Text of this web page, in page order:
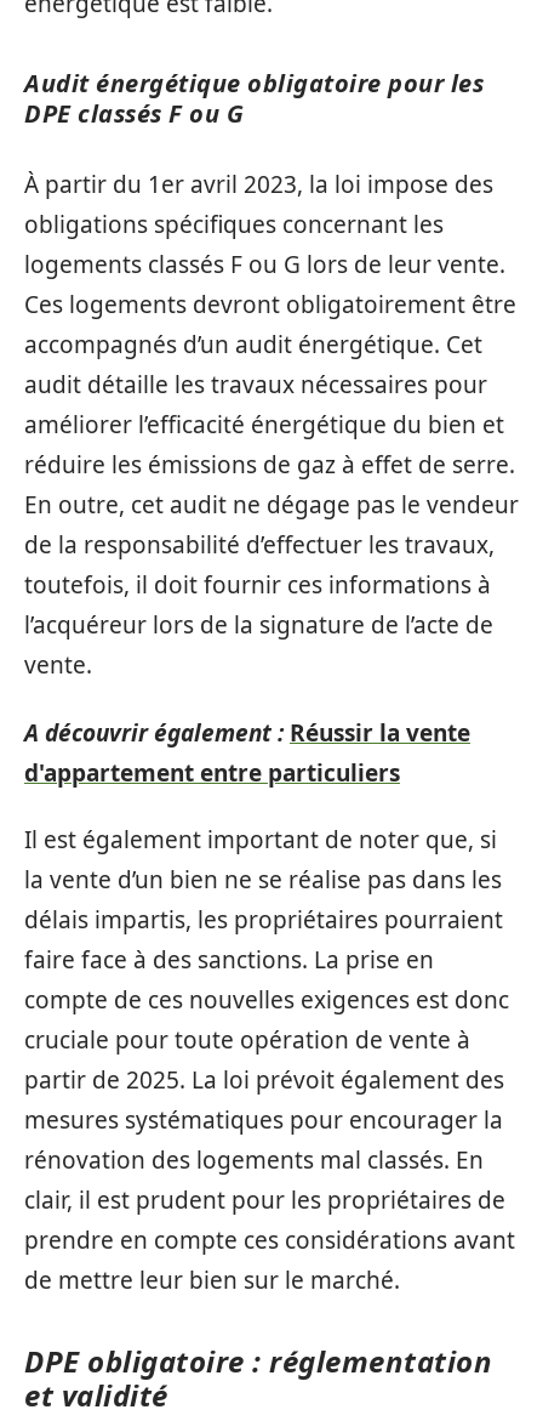
Audit énergétique obligatoire pour les
DPE classés F ou G
À partir du 1er avril 2023, la loi impose des
obligations spécifiques concernant les
logements classés F ou G lors de leur vente.
Ces logements devront obligatoirement être
accompagnés d’un audit énergétique. Cet
audit détaille les travaux nécessaires pour
améliorer l’efficacité énergétique du bien et
réduire les émissions de gaz à effet de serre.
En outre, cet audit ne dégage pas le vendeur
de la responsabilité d’effectuer les travaux,
toutefois, il doit fournir ces informations à
l’acquéreur lors de la signature de l’acte de
vente.
A découvrir également : Réussir la vente
d'appartement entre particuliers
Il est également important de noter que, si
la vente d’un bien ne se réalise pas dans les
délais impartis, les propriétaires pourraient
faire face à des sanctions. La prise en
compte de ces nouvelles exigences est donc
cruciale pour toute opération de vente à
partir de 2025. La loi prévoit également des
mesures systématiques pour encourager la
rénovation des logements mal classés. En
clair, il est prudent pour les propriétaires de
prendre en compte ces considérations avant
de mettre leur bien sur le marché.
DPE obligatoire : réglementation
et validité